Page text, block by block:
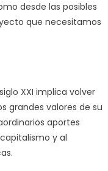
desde las posibles
que necesitamos
XXI implica volver
grandes valores de su
aportes
y al